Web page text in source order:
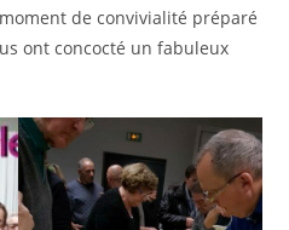
de convivialité préparé
ont concocté un fabuleux